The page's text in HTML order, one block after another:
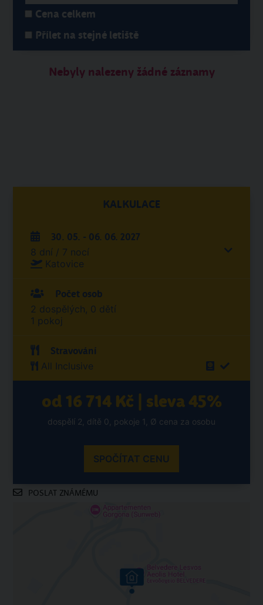
Cena celkem
Přílet na stejné letiště
Nebyly nalezeny žádné záznamy
KALKULACE
30. 05. - 06. 06. 2027
8 dní / 7 nocí
Katovice
Počet osob
2 dospělých, 0 dětí
1 pokoj
Stravování
All Inclusive
od 16 714 Kč | sleva 45%
dospělí 2, dítě 0, pokoje 1, Ø cena za osobu
SPOČÍTAT CENU
POSLAT ZNÁMÉMU